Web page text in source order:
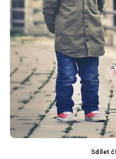
Sdílet